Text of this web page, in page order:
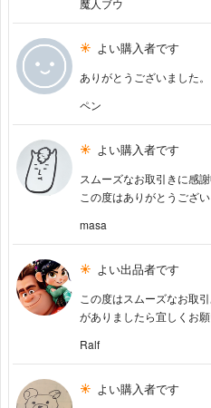
よい購入者です
ありがとうございました。
ペン
よい購入者です
スムーズなお取引きに感謝
この度はありがとうござい
masa
よい出品者です
この度はスムーズなお取
がありましたら宜しくお
Ralf
よい購入者です